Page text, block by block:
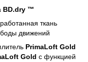
BD.dry ™
ткань
движений
PrimaLoft Gold
Gold с функцией